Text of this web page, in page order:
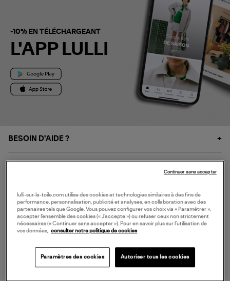
-10% EN TÉLÉCHARGEANT
L'APP LULLI
BESOIN D'AIDE ?
NOS SERVICES
SERVICE CLIENT
MODE DE PAIEMENT
lulli-sur-la-toile.com utilise des cookies et technologies similaires à des fins de
performance, personnalisation, publicité et analyses, en collaboration avec des
partenaires tels que Google. Vous pouvez configurer vos choix via « Paramétrer »,
accepter l’ensemble des cookies (« J’accepte ») ou refuser ceux non strictement
nécessaires (« Continuer sans accepter »). Pour en savoir plus sur l’utilisation de
vos données,
consulter notre politique de cookies
Paramètres des cookies Autoriser tous les cookies
Continuer sans accepter